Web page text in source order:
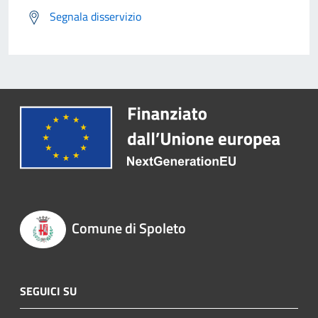
Segnala disservizio
Comune di Spoleto
SEGUICI SU